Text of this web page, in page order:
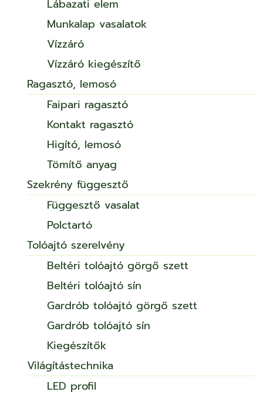
Lábazati elem
Munkalap vasalatok
Vízzáró
Vízzáró kiegészítő
Ragasztó, lemosó
Faipari ragasztó
Kontakt ragasztó
Higító, lemosó
Tömítő anyag
Szekrény függesztő
Függesztő vasalat
Polctartó
Tolóajtó szerelvény
Beltéri tolóajtó görgő szett
Beltéri tolóajtó sín
Gardrób tolóajtó görgő szett
Gardrób tolóajtó sín
Kiegészítők
Világítástechnika
LED profil